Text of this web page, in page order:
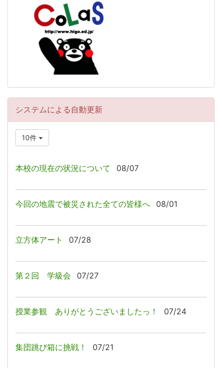
システムによる自動更新
10件
本校の現在の状況について 08/07
今回の地震で被災された全ての皆様へ 08/01
立方体アート 07/28
第２回 学級会 07/27
授業参観 ありがとうございましたっ！ 07/24
集団跳び箱に挑戦！ 07/21